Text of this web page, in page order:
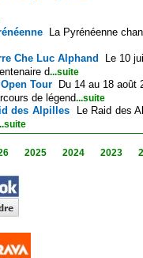
La Pyrénéenne
Che Luc Alphand
Le 10
d...suite
Tour
Du 14 au 18 août
de légend...suite
des Alpilles
Le Raid des
2025 2024 2023